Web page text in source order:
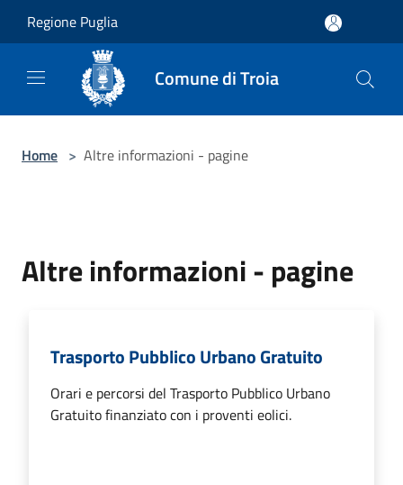
Regione Puglia
Comune di Troia
Home > Altre informazioni - pagine
Altre informazioni - pagine
Trasporto Pubblico Urbano Gratuito
Orari e percorsi del Trasporto Pubblico Urbano
Gratuito finanziato con i proventi eolici.